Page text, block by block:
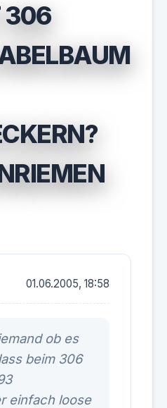
306
01.06.2005, 18:58
ob es
beim 306
einfach loose